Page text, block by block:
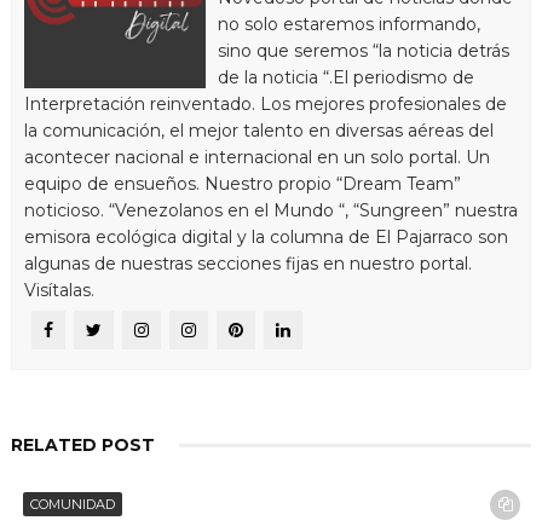
no solo estaremos informando,
sino que seremos “la noticia detrás
de la noticia “.El periodismo de
Interpretación reinventado. Los mejores profesionales de
la comunicación, el mejor talento en diversas aéreas del
acontecer nacional e internacional en un solo portal. Un
equipo de ensueños. Nuestro propio “Dream Team”
noticioso. “Venezolanos en el Mundo “, “Sungreen” nuestra
emisora ecológica digital y la columna de El Pajarraco son
algunas de nuestras secciones fijas en nuestro portal.
Visítalas.
RELATED POST
COMUNIDAD